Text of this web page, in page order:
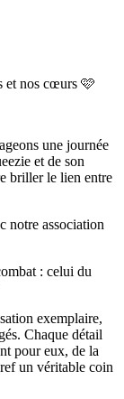
et nos cœurs 🩷
une journée
et de son
briller le lien entre
notre association
: celui du
exemplaire,
Chaque détail
pour eux, de la
un véritable coin